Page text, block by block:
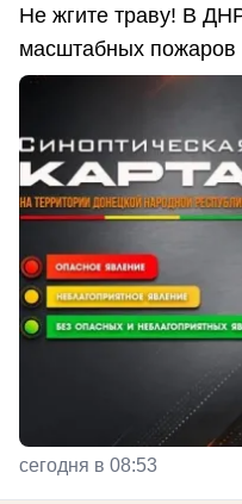
Не жгите траву! В
масштабных пожаров
сегодня в 08:53